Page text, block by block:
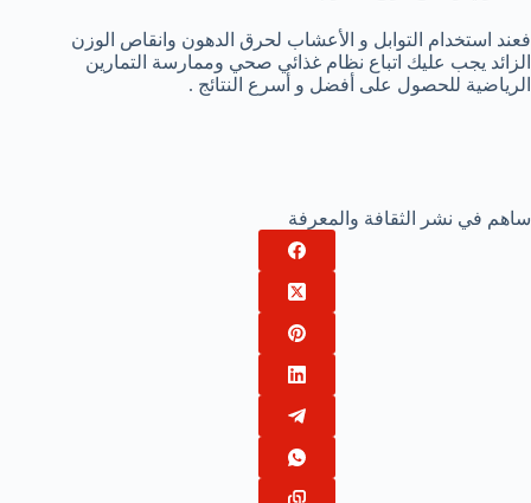
فعند استخدام التوابل و الأعشاب لحرق الدهون وانقاص الوزن
الزائد يجب عليك اتباع نظام غذائي صحي وممارسة التمارين
الرياضية للحصول على أفضل و أسرع النتائج .
ساهم في نشر الثقافة والمعرفة